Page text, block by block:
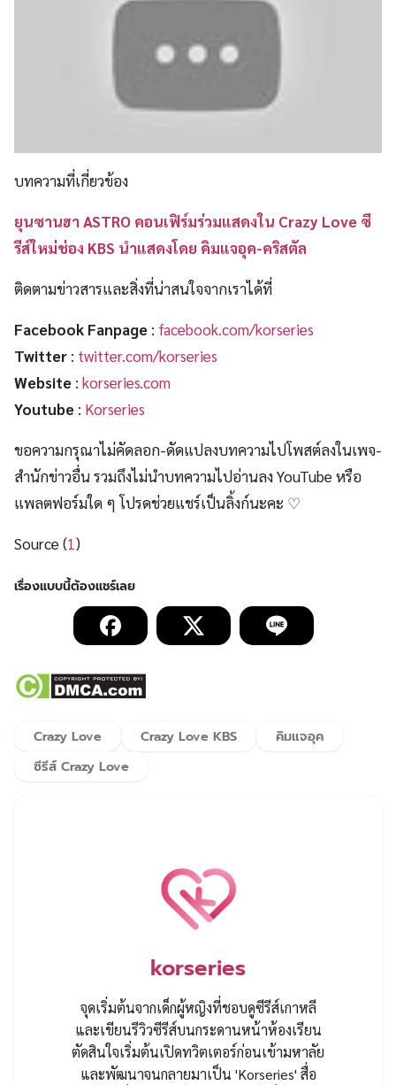
บทความที่เกี่ยวข้อง
ยุนซานฮา ASTRO คอนเฟิร์มร่วมแสดงใน Crazy Love ซี
รีส์ใหม่ช่อง KBS นำแสดงโดย คิมแจอุค-คริสตัล
ติดตามข่าวสารและสิ่งที่น่าสนใจจากเราได้ที่
Facebook Fanpage : facebook.com/korseries
Twitter : twitter.com/korseries
Website : korseries.com
Youtube : Korseries
ขอความกรุณาไม่คัดลอก-ดัดแปลงบทความไปโพสต์ลงในเพจ-
สำนักข่าวอื่น รวมถึงไม่นำบทความไปอ่านลง YouTube หรือ
แพลตฟอร์มใด ๆ โปรดช่วยแชร์เป็นลิ้งก์นะคะ ♡
Source (1)
Crazy Love Crazy Love KBS
คิมแจอุค
ซีรีส์ Crazy Love
korseries
จุดเริ่มต้นจากเด็กผู้หญิงที่ชอบดูซีรีส์เกาหลี
และเขียนรีวิวซีรีส์บนกระดานหน้าห้องเรียน
ตัดสินใจเริ่มต้นเปิดทวิตเตอร์ก่อนเข้ามหาลัย
และพัฒนาจนกลายมาเป็น 'Korseries' สื่อ